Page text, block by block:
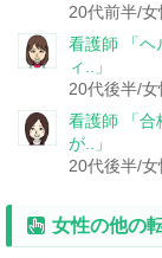
20代前半/女
看護師 「
ィ..」
20代後半/女
看護師 「
が..」
20代後半/女
女性の他の